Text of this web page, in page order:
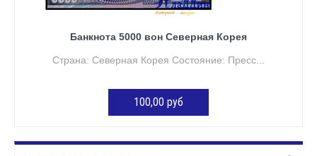
Банкнота 5000 вон Северная Корея
Страна: Северная Корея Состояние: Пресс...
100,00 руб